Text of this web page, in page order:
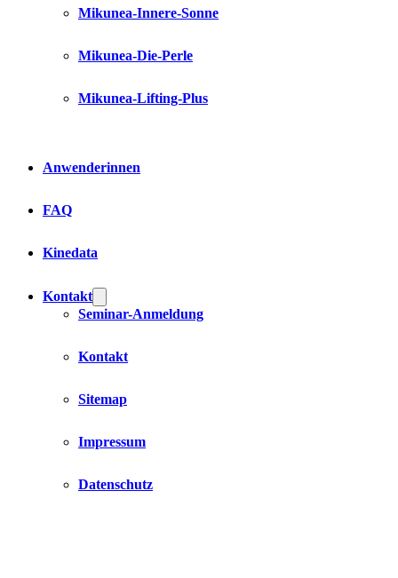
Mikunea-Innere-Sonne
Mikunea-Die-Perle
Mikunea-Lifting-Plus
Anwenderinnen
FAQ
Kinedata
Kontakt
Seminar-Anmeldung
Kontakt
Sitemap
Impressum
Datenschutz